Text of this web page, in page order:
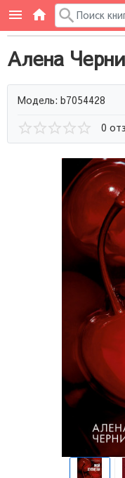
Алена
Модель: b7054428
0